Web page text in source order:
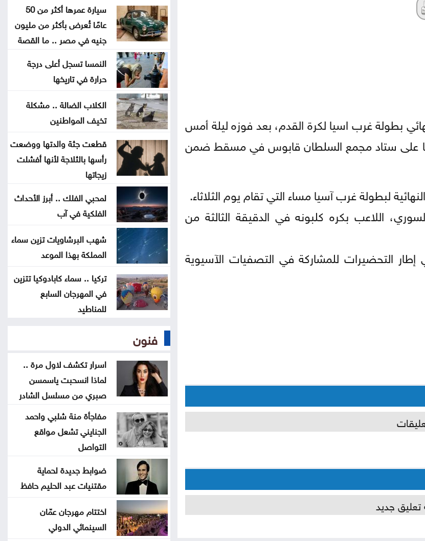
الى نهائي بطولة غرب اسيا لكرة القدم، بعد فوزه ليلة أمس
اللقاء الذي جمعهما على ستاد مجمع السلطان قابوس في مسقط ضمن
لبطولة غرب آسيا مساء التي تقام يوم الثلاثاء.
اللاعب بكره كلبونه في الدقيقة الثالثة من
التحضيرات للمشاركة في التصفيات الآسيوية
جديد
دراسة حديثة: التحدث بأكثر من لغة
يبطئ الشيخوخة البيولوجية للدماغ
لا تغيير على موعد العودة للمدارس
تركيا والسعودية وباكستان تعتزم
توقيع اتفاقية دفاع مشترك
النفط يرتفع 3 دولارات مع دراسة
إيران حظر عبور سفن أميركية وإسرائيلية
مضيق هرمز
ترامب يوقع أمرا تنفيذيا يهدف لتقييد
حق اكتساب الجنسية الأميركية بالولادة
مدنيا في نجران جراء هجمات حوثية
سيارة عمرها أكثر من 50
عامًا تُعرض بأكثر من مليون
جنيه في مصر .. ما القصة
النمسا تسجل أعلى درجة
حرارة في تاريخها
الكلاب الضالة .. مشكلة
تخيف المواطنين
قطعت جثة والدتها ووضعت
رأسها بالثلاجة لأنها أفشلت
زيجاتها
لمحبي الفلك .. أبرز الأحداث
الفلكية في آب
شهب البرشاويات تزين سماء
المملكة بهذا الموعد
تركيا .. سماء كابادوكيا تتزين
في المهرجان السابع
للمناطيد
فنون
اسرار تكشف لاول مرة ..
لماذا انسحبت ياسمسن
صبري من مسلسل الشادر
مفاجأة منة شلبي واحمد
الجنايني تشعل مواقع
التواصل
ضوابط جديدة لحماية
مقتنيات عبد الحليم حافظ
اختتام مهرجان عمّان
السينمائي الدولي